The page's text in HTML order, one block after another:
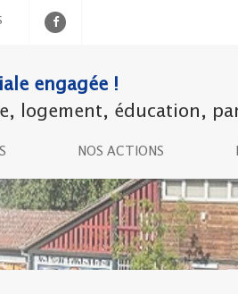
engagée !
logement, éducation,
NOS ACTIONS